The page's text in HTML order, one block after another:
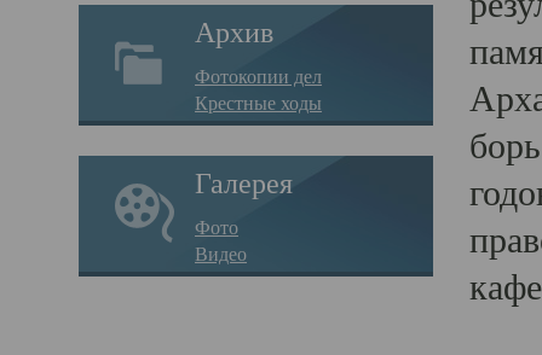
Архив
Фотокопии дел
Крестные ходы
Галерея
Фото
Видео